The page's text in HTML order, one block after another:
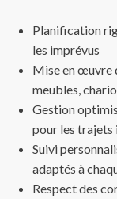
Planification
les imprévus
Mise en œuvre
meubles,
Gestion
pour les
Suivi
adaptés à
Respect des